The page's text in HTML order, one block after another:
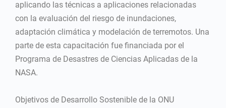
aplicando las técnicas a aplicaciones relacionadas
con la evaluación del riesgo de inundaciones,
adaptación climática y modelación de terremotos. Una
parte de esta capacitación fue financiada por el
Programa de Desastres de Ciencias Aplicadas de la
NASA.
Objetivos de Desarrollo Sostenible de la ONU